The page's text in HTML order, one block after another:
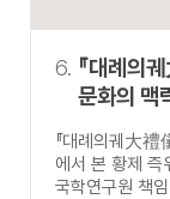
6. 『대례의
문화의 맥
즉위식
『대례의궤大禮
에서 본 황제 즉
국학연구원 책